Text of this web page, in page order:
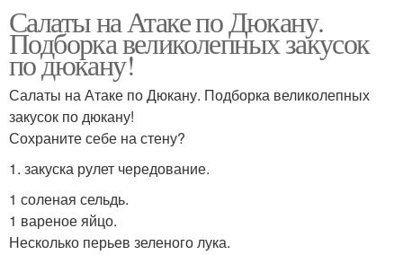
Салаты на Атаке по Дюкану.
Подборка великолепных закусок
по дюкану!
Салаты на Атаке по Дюкану. Подборка великолепных
закусок по дюкану!
Сохраните себе на стену?
1. закуска рулет чередование.
1 соленая сельдь.
1 вареное яйцо.
Несколько перьев зеленого лука.